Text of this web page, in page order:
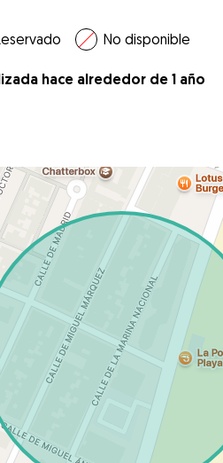
No disponible
hace alrededor de 1 año